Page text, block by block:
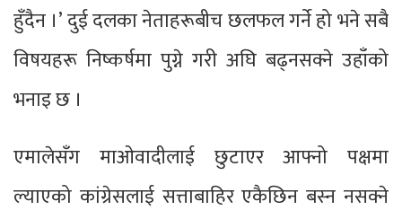
हुँदैन ।’ दुई दलका नेताहरूबीच छलफल गर्ने हो भने सबै
विषयहरू निष्कर्षमा पुग्ने गरी अघि बढ्नसक्ने उहाँको
भनाइ छ ।
एमालेसँग माओवादीलाई छुटाएर आफ्नो पक्षमा
ल्याएको कांग्रेसलाई सत्ताबाहिर एकैछिन बस्न नसक्ने